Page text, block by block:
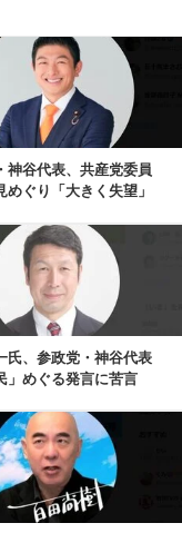
神谷代表、共産党委員
めぐり「大きく失望」
氏、参政党・神谷代表
」めぐる発言に苦言